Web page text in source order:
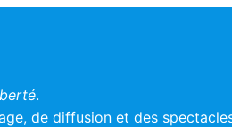
.
de diffusion et des